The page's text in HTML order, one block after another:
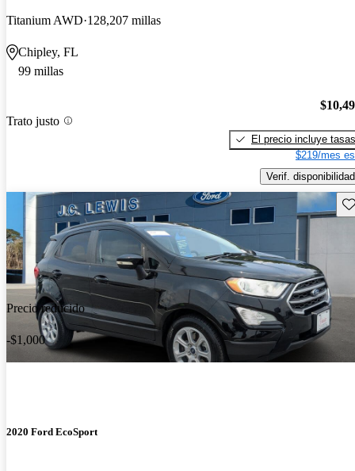
Titanium AWD 128,207 millas
Chipley, FL
99 millas
Trato justo
El precio incluye tasas
$219/mes
Verif. disponibilidad
Precio reducido
-$1,000
2020 Ford EcoSport